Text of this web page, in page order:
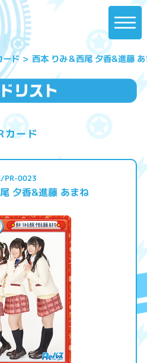
ード 西本 りみ＆西尾 夕香&進藤
カード
PR-0023
夕香&進藤 あまね